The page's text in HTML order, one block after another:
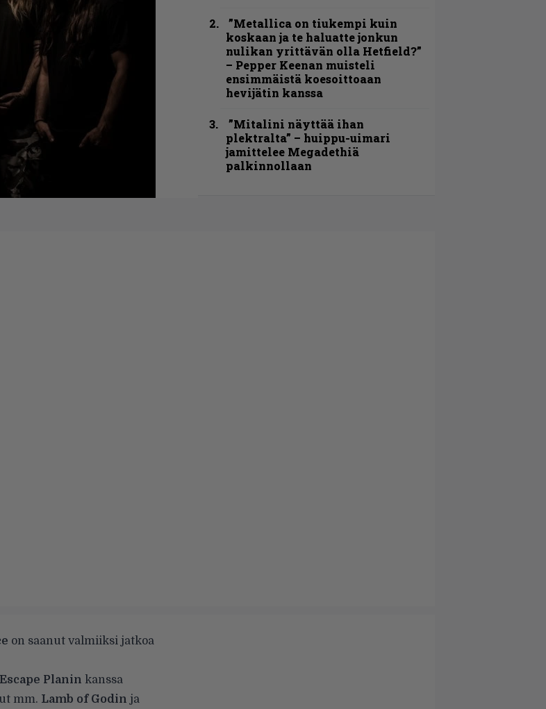
”Metallica on tiukempi kuin
koskaan ja te haluatte jonkun
nulikan yrittävän olla Hetfield?”
– Pepper Keenan muisteli
ensimmäistä koesoittoaan
hevijätin kanssa
”Mitalini näyttää ihan
plektralta” – huippu-uimari
jamittelee Megadethiä
palkinnollaan
on saanut valmiiksi jatkoa
Planin kanssa
mm. Lamb of Godin ja